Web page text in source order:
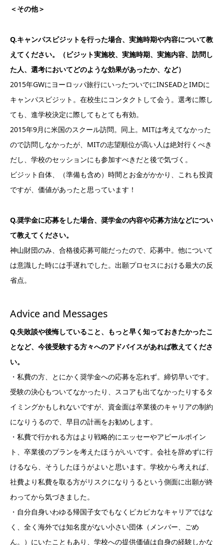
＜その他＞
Q.キャンパスビジットを行った場合、実施時期や内容について教
えてください。（ビジット実施校、実施時期、実施内容、訪問し
た人、選考においてどのような効果があったか、など）
2015年GWにヨーロッパ旅行にいったついでにINSEADとIMDに
キャンパスビジット。在校生にコンタクトして会う。選考に際し
ても、進学校決定に際してもとても有効。
2015年9月に米国のスクール訪問。同上。MITは考えてなかった
ので訪問しなかったが、MITの志望順位が高い人は絶対行くべき
だし、学校のセッションにも参加すべきだと後で気づく。
ビジット自体、（準備も含め）時間とお金がかかり、これも投資
ですが、価値があったと思っています！
Q.奨学金に応募をした場合、奨学金の内容や応募方法などについ
て教えてください。
神山財団のみ、合格後応募可能だったので、応募中。他について
は意識した時には手遅れでした。出願プロセスにおける最大の反
省点。
Advice and Messages
Q.失敗談や後悔していること、もっと早く知っておきたかったこ
となど、今後受験する方々へのアドバイスがあれば教えてくださ
い。
・私費の方、とにかく奨学金への応募を忘れず。締切早いです。
受験の決心もついてなかったり、スコアも出てなかったりするタ
イミングかもしれないですが、資金面は卒業後のキャリアの制約
になりうるので、早目の計画をお勧めします。
・私費で行かれる方はより戦略的にエッセーやアピールポイン
ト、卒業後のプランを考えたほうがいいです。会社を辞めずに行
けるなら、そうしたほうがよいと思います。学校から考えれば、
社費より私費を取る方がリスクになりうるという側面に出願が終
わってから気づきました。
・自分自身いわゆる帰国子女でもなくピカピカなキャリアではな
く、全く海外では知名度がない小さい団体（メンバー、ごめ
ん。）にいたこともあり、学校への提供価値は自身の経験しかな